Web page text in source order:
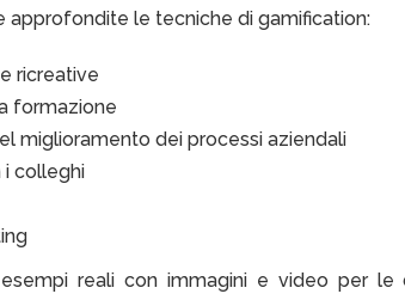
approfondite le tecniche di gamification:
ricreative
formazione
miglioramento dei processi aziendali
i colleghi
reali con immagini e video per le